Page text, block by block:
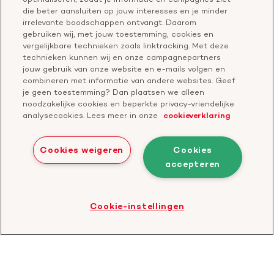
Geef ter nagedachtenis
Start een actie
Vragen over donateurschap
Klachtenformulier
Check je gesprek
Doneer
Bezoek
onze
Facebook
Bezoek
ons
YouTube
Bezoek
onze
LinkedIn
Bezoek
onze
TikTok
profiel
Bezoek
onze
Twitter
profiel
Bezoek
onze
Threads
profiel
Privacyverklaring
Bezoek
die beter aansluiten op jouw interesses en je minder
irrelevante boodschappen ontvangt. Daarom
gebruiken wij, met jouw toestemming, cookies en
vergelijkbare technieken zoals linktracking. Met deze
technieken kunnen wij en onze campagnepartners
jouw gebruik van onze website en e-mails volgen en
combineren met informatie van andere websites. Geef
je geen toestemming? Dan plaatsen we alleen
noodzakelijke cookies en beperkte privacy-vriendelijke
analysecookies. Lees meer in onze
cookieverklaring
Cookies
accepteren
Cookies weigeren
Cookie-instellingen